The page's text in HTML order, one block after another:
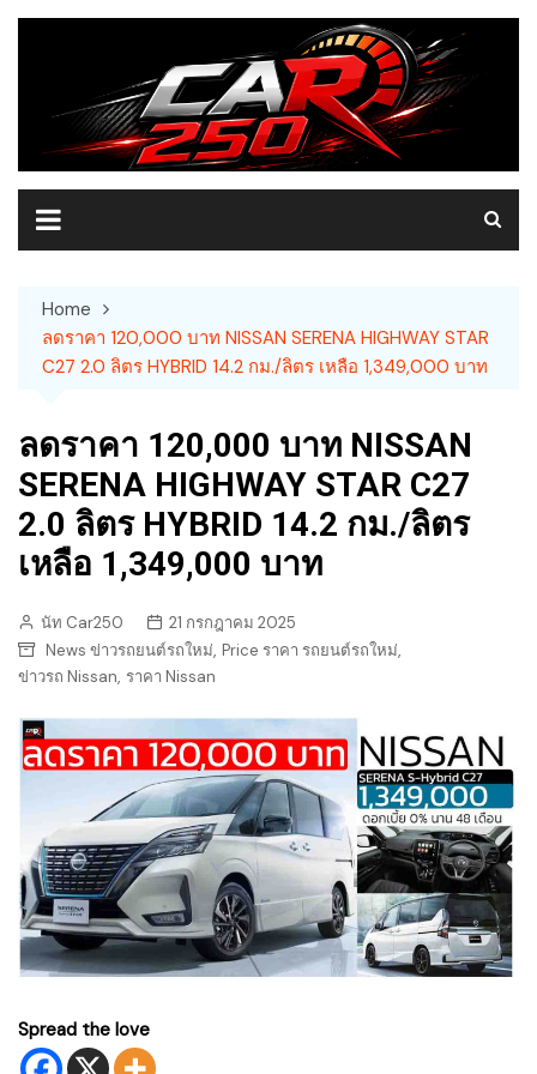
Skip
Home
ลดราคา 120,000 บาท NISSAN SERENA HIGHWAY STAR
C27 2.0 ลิตร HYBRID 14.2 กม./ลิตร เหลือ 1,349,000 บาท
ลดราคา 120,000 บาท NISSAN
SERENA HIGHWAY STAR C27
2.0 ลิตร HYBRID 14.2 กม./ลิตร
เหลือ 1,349,000 บาท
นัท Car250
21 กรกฎาคม 2025
News ข่าวรถยนต์รถใหม่, Price ราคา รถยนต์รถใหม่,
ข่าวรถ Nissan, ราคา Nissan
Spread the love